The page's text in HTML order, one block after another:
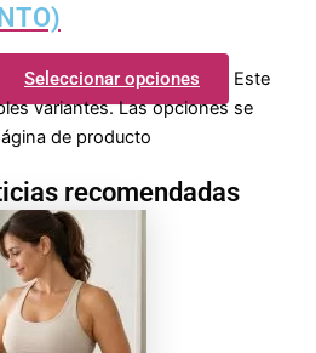
Seleccionar opciones
Este
variantes. Las opciones se
de producto
recomendadas